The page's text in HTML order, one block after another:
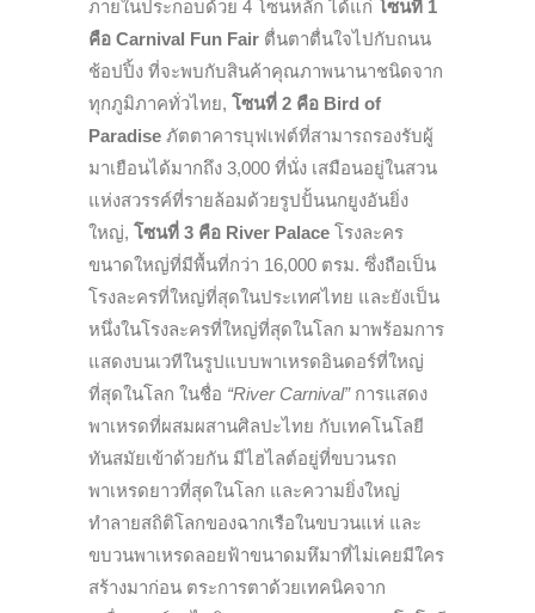
ภายในประกอบด้วย 4 โซนหลัก ได้แก่ โซนที่ 1
คือ Carnival Fun Fair ตื่นตาตื่นใจไปกับถนน
ช้อปปิ้ง ที่จะพบกับสินค้าคุณภาพนานาชนิดจาก
ทุกภูมิภาคทั่วไทย, โซนที่ 2 คือ Bird of
Paradise ภัตตาคารบุฟเฟต์ที่สามารถรองรับผู้
มาเยือนได้มากถึง 3,000 ที่นั่ง เสมือนอยู่ในสวน
แห่งสวรรค์ที่รายล้อมด้วยรูปปั้นนกยูงอันยิ่ง
ใหญ่, โซนที่ 3 คือ River Palace โรงละคร
ขนาดใหญ่ที่มีพื้นที่กว่า 16,000 ตรม. ซึ่งถือเป็น
โรงละครที่ใหญ่ที่สุดในประเทศไทย และยังเป็น
หนึ่งในโรงละครที่ใหญ่ที่สุดในโลก มาพร้อมการ
แสดงบนเวทีในรูปแบบพาเหรดอินดอร์ที่ใหญ่
ที่สุดในโลก ในชื่อ “River Carnival”การแสดง
พาเหรดที่ผสมผสานศิลปะไทย กับเทคโนโลยี
ทันสมัยเข้าด้วยกัน มีไฮไลต์อยู่ที่ขบวนรถ
พาเหรดยาวที่สุดในโลก และความยิ่งใหญ่
ทำลายสถิติโลกของฉากเรือในขบวนแห่ และ
ขบวนพาเหรดลอยฟ้าขนาดมหึมาที่ไม่เคยมีใคร
สร้างมาก่อน ตระการตาด้วยเทคนิคจาก